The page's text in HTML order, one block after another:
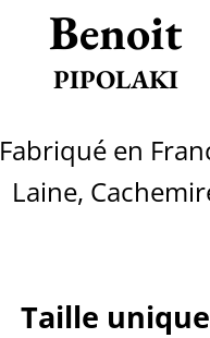
Benoit
PIPOLAKI
Fabriqué en
Laine,
Taille unique